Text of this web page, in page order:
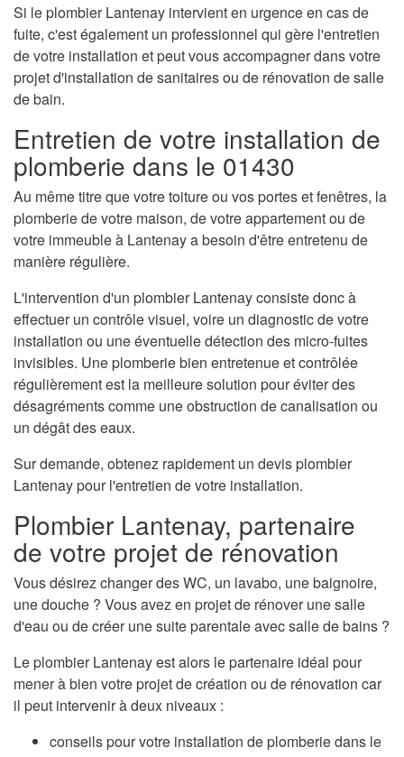
Si le plombier Lantenay intervient en urgence en cas de
fuite, c'est également un professionnel qui gère l'entretien
de votre installation et peut vous accompagner dans votre
projet d'installation de sanitaires ou de rénovation de salle
de bain.
Entretien de votre installation de
plomberie dans le 01430
Au même titre que votre toiture ou vos portes et fenêtres, la
plomberie de votre maison, de votre appartement ou de
votre immeuble à Lantenay a besoin d'être entretenu de
manière régulière.
L'intervention d'un plombier Lantenay consiste donc à
effectuer un contrôle visuel, voire un diagnostic de votre
installation ou une éventuelle détection des micro-fuites
invisibles. Une plomberie bien entretenue et contrôlée
régulièrement est la meilleure solution pour éviter des
désagréments comme une obstruction de canalisation ou
un dégât des eaux.
Sur demande, obtenez rapidement un devis plombier
Lantenay pour l'entretien de votre installation.
Plombier Lantenay, partenaire
de votre projet de rénovation
Vous désirez changer des WC, un lavabo, une baignoire,
une douche ? Vous avez en projet de rénover une salle
d'eau ou de créer une suite parentale avec salle de bains ?
Le plombier Lantenay est alors le partenaire idéal pour
mener à bien votre projet de création ou de rénovation car
il peut intervenir à deux niveaux :
conseils pour votre installation de plomberie dans le